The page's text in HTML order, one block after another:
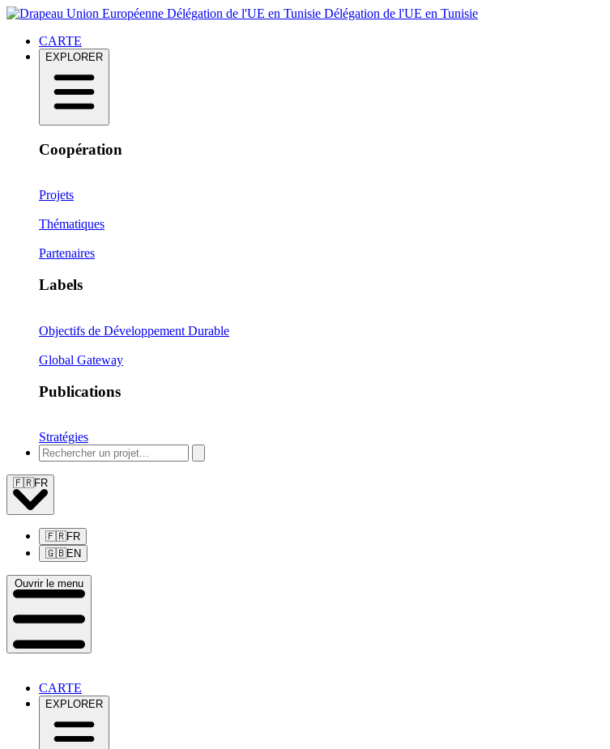
Délégation de l'UE en Tunisie Délégation de l'UE en Tunisie
CARTE
EXPLORER
Coopération
Projets
Thématiques
Partenaires
Labels
Objectifs de Développement Durable
Global Gateway
Publications
Stratégies
🇫🇷FR
🇫🇷FR
🇬🇧EN
Ouvrir le menu
CARTE
EXPLORER